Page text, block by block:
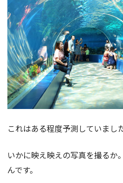
これはある程度予測していました
いかに映え映えの写真を撮るか
んです。